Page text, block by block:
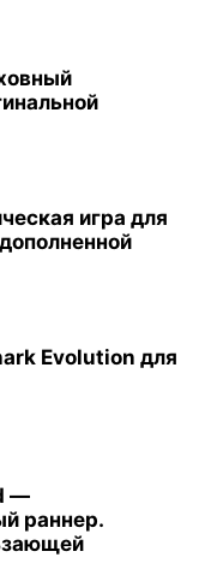
игра для
Evolution для
—
раннер.